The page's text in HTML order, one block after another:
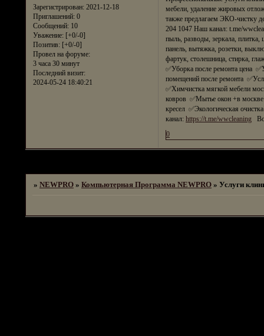
Зарегистрирован: 2021-12-18
Приглашений:0
Сообщений:10
Уважение: [+0/-0]
Позитив: [+0/-0]
Провел на форуме:
3 часа 30 минут
Последний визит:
2024-05-24 18:40:21
мебели, удаление жировых
также предлагаем ЭКО-чистку
204 1047 Наш канал: t.me/
пыль, разводы, зеркала, плитка,
панель, вытяжка, розетки,
фартук, столешница, стирка,
✅Уборка после ремонта цена
помещений после ремонта
✅Химчистка мягкой мебели
ковров ✅Мытье окон +в
кресел ✅Экологическая
канал:https://t.me/wwcleaning
0
» NEWPRO » Компьютерная Программа NEWPRO » Услуги